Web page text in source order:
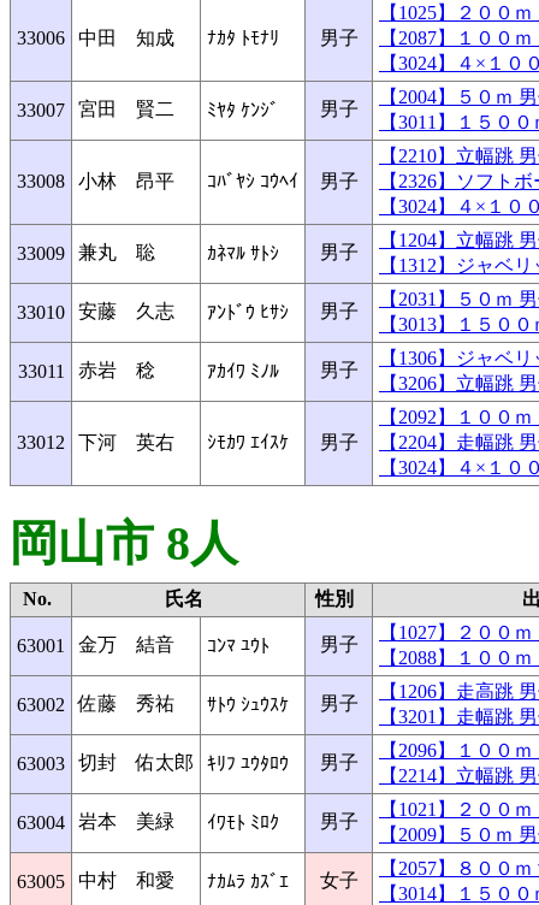
33006 中田 知成 ﾅｶﾀ ﾄﾓﾅﾘ 男子
【1025】２０
【2087】１０
【3024】４×
33007 宮田 賢二 ﾐﾔﾀ ｹﾝｼﾞ 男子
【2004】５０
【3011】１５
33008 小林 昂平 ｺﾊﾞﾔｼ ｺｳﾍｲ 男子
【2210】立幅
【2326】ソフ
【3024】４×
33009 兼丸 聡 ｶﾈﾏﾙ ｻﾄｼ 男子
【1204】立幅
【1312】ジャ
33010 安藤 久志 ｱﾝﾄﾞｳ ﾋｻｼ 男子
【2031】５０
【3013】１５
33011 赤岩 稔 ｱｶｲﾜ ﾐﾉﾙ 男子
【1306】ジャ
【3206】立幅
33012 下河 英右 ｼﾓｶﾜ ｴｲｽｹ 男子
【2092】１０
【2204】走幅
【3024】４×
岡山市 8人
No. 氏名 性別
63001 金万 結音 ｺﾝﾏ ﾕｳﾄ 男子
【1027】２０
【2088】１０
63002 佐藤 秀祐 ｻﾄｳ ｼｭｳｽｹ 男子
【1206】走高
【3201】走幅
63003 切封 佑太郎 ｷﾘﾌ ﾕｳﾀﾛｳ 男子
【2096】１０
【2214】立幅
63004 岩本 美緑 ｲﾜﾓﾄ ﾐﾛｸ 男子
【1021】２０
【2009】５０
63005 中村 和愛 ﾅｶﾑﾗ ｶｽﾞｴ 女子
【2057】８０
【3014】１５